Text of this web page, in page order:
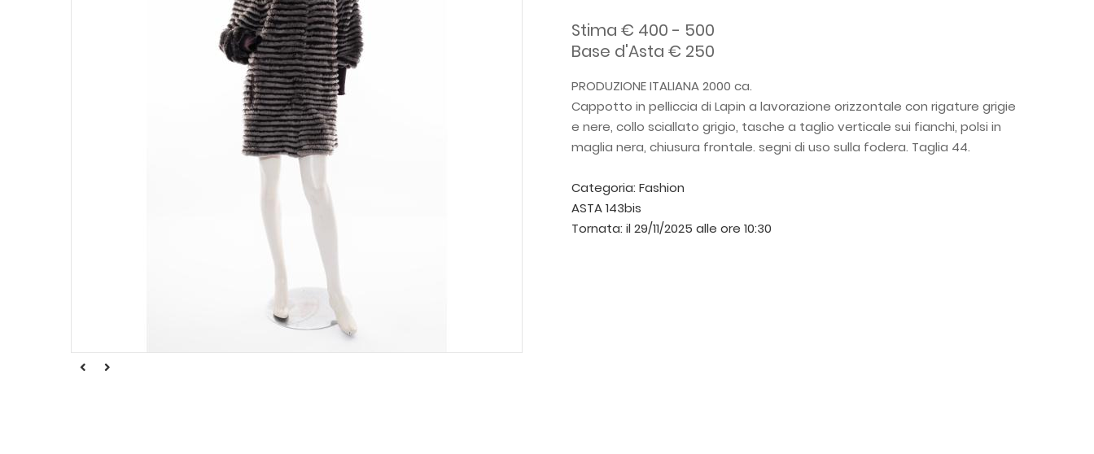
Stima € 400 - 500
Base d'Asta € 250
PRODUZIONE ITALIANA 2000 ca.
Cappotto in pelliccia di Lapin a lavorazione orizzontale con rigature grigie
e nere, collo sciallato grigio, tasche a taglio verticale sui fianchi, polsi in
maglia nera, chiusura frontale. segni di uso sulla fodera. Taglia 44.
Categoria: Fashion
ASTA 143bis
Tornata: il 29/11/2025 alle ore 10:30